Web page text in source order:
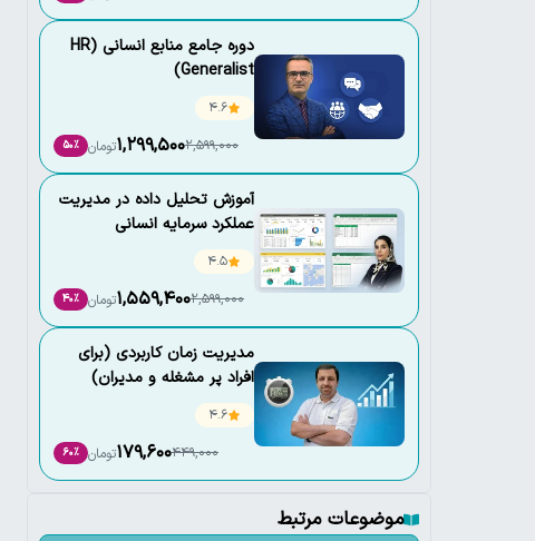
دوره جامع منابع انسانی (HR
Generalist)
4.6
2,599,000
1,299,500تومان 50٪
آموزش تحلیل داده در مدیریت
عملکرد سرمایه انسانی
4.5
2,599,000
1,559,400تومان 40٪
مدیریت زمان کاربردی (برای
افراد پر مشغله و مدیران)
4.6
449,000
179,600تومان 60٪
موضوعات مرتبط